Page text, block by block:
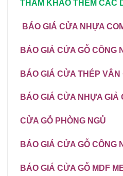
THAM KHẢO THÊM CÁC
BÁO GIÁ CỬA NHỰA
BÁO GIÁ CỬA GỖ CÔNG
BÁO GIÁ CỬA THÉP VÂN
BÁO GIÁ CỬA NHỰA GIẢ
CỬA GỖ PHÒNG NGỦ
BÁO GIÁ CỬA GỖ CÔNG
BÁO GIÁ CỬA GỖ MDF